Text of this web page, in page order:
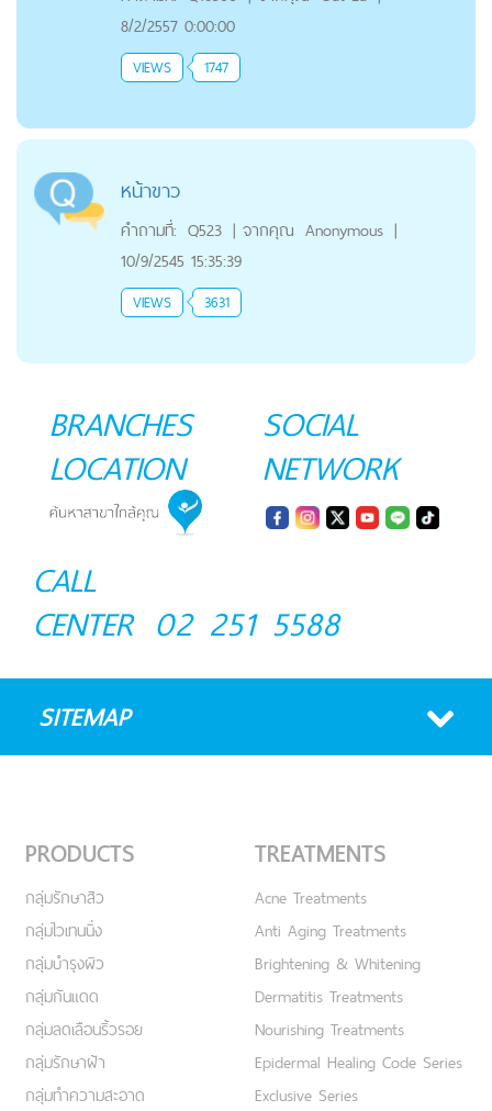
8/2/2557 0:00:00
VIEWS 1747
หน้าขาว
คำถามที่: Q523 | จากคุณ Anonymous |
10/9/2545 15:35:39
VIEWS 3631
BRANCHES
LOCATION
SOCIAL
NETWORK
CALL
CENTER 02 251 5588
SITEMAP
PRODUCTS
กลุ่มรักษาสิว
กลุ่มไวเทนนิ่ง
กลุ่มบำรุงผิว
กลุ่มกันแดด
กลุ่มลดเลือนริ้วรอย
กลุ่มรักษาฝ้า
กลุ่มทำความสะอาด
TREATMENTS
Acne Treatments
Anti Aging Treatments
Brightening & Whitening
Dermatitis Treatments
Nourishing Treatments
Epidermal Healing Code Series
Exclusive Series